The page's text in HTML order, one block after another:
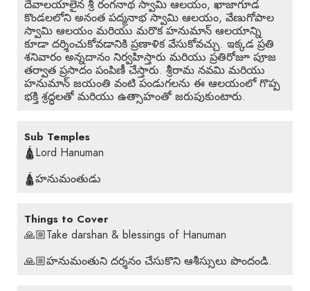
దేవాలయాలైన శ్రీ రంగనాథ స్వామి ఆలయం, ఖాజాగూడ
కొండలలోని అనంత పద్మనాభ స్వామి ఆలయం, వేణుగోపాల
స్వామి ఆలయం మరియు మరొక హనుమాన్ ఆలయాన్ని
కూడా దర్శించుకోవడానికి ప్రణాళిక వేసుకోవచ్చు. ఇక్కడ ప్రతి
శనివారం అన్నదానం నిర్వహిస్తారు మరియు ప్రతిరోజూ పూజ
తర్వాత ప్రసాదం పంపిణీ చేస్తారు. శ్రీరామ నవమి మరియు
హనుమాన్ జయంతి వంటి పండుగలను ఈ ఆలయంలో గొప్ప
భక్తి శ్రద్ధలతో మరియు ఉత్సాహంతో జరుపుకుంటారు.
Sub Temples
🛕Lord Hanuman
🛕హనుమంతుడు
Things to Cover
🙏🏼Take darshan & blessings of Hanuman
🙏🏼హనుమంతుని దర్శనం చేసుకొని ఆశీస్సులు పొందండి.